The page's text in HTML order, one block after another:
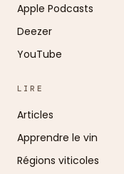
Apple Podcasts
Deezer
YouTube
LIRE
Articles
Apprendre le vin
Régions viticoles